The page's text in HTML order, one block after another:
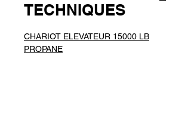
TECHNIQUES
CHARIOT ELEVATEUR 15000 LB
PROPANE